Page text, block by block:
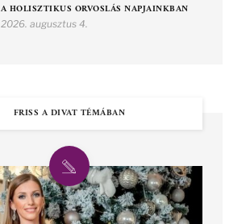
A HOLISZTIKUS ORVOSLÁS NAPJAINKBAN
2026. augusztus 4.
FRISS A DIVAT TÉMÁBAN